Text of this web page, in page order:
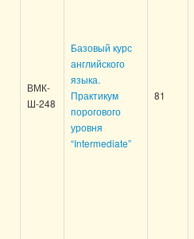
ВМК-
Ш-248
Базовый курс
английского
языка.
Практикум
порогового
уровня
“Intermediate”
81